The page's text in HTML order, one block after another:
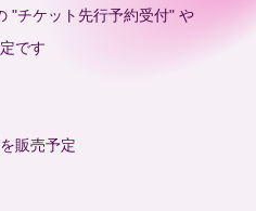
"チケット先行予約受付" や
です
販売予定